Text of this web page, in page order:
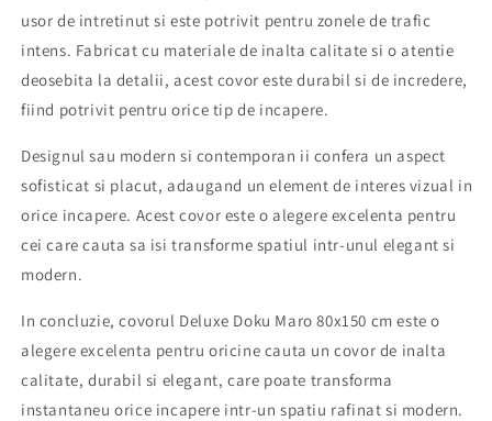
usor de intretinut si este potrivit pentru zonele de trafic
intens. Fabricat cu materiale de inalta calitate si o atentie
deosebita la detalii, acest covor este durabil si de incredere,
fiind potrivit pentru orice tip de incapere.
Designul sau modern si contemporan ii confera un aspect
sofisticat si placut, adaugand un element de interes vizual in
orice incapere. Acest covor este o alegere excelenta pentru
cei care cauta sa isi transforme spatiul intr-unul elegant si
modern.
In concluzie, covorul Deluxe Doku Maro 80x150 cm este o
alegere excelenta pentru oricine cauta un covor de inalta
calitate, durabil si elegant, care poate transforma
instantaneu orice incapere intr-un spatiu rafinat si modern.